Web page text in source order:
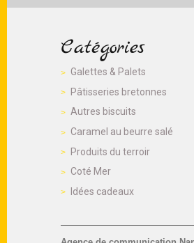
Catégories
Galettes & Palets
Pâtisseries bretonnes
Autres biscuits
Caramel au beurre salé
Produits du terroir
Coté Mer
Idées cadeaux